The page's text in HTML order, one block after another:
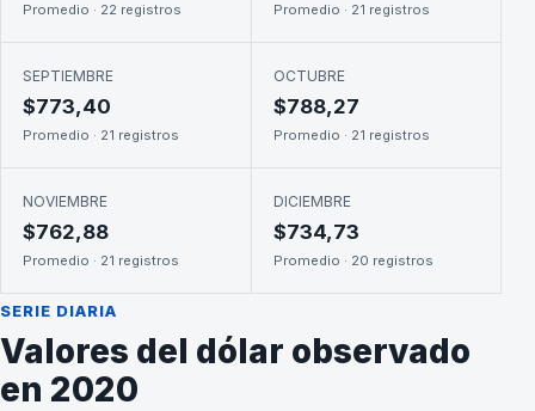
Promedio · 22 registros Promedio · 21 registros
SEPTIEMBRE
$773,40
Promedio · 21 registros
OCTUBRE
$788,27
Promedio · 21 registros
NOVIEMBRE
$762,88
Promedio · 21 registros
DICIEMBRE
$734,73
Promedio · 20 registros
SERIE DIARIA
Valores del dólar observado
en 2020